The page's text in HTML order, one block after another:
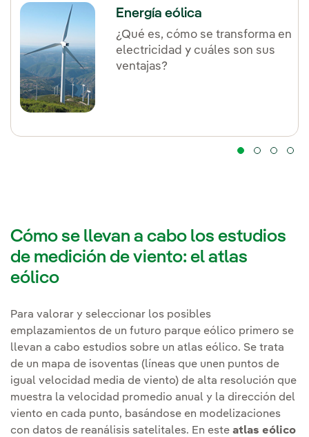
Energía eólica
¿Qué es, cómo se transforma en
electricidad y cuáles son sus
ventajas?
Cómo se llevan a cabo los estudios
de medición de viento: el atlas
eólico
Para valorar y seleccionar los posibles
emplazamientos de un futuro parque eólico primero se
llevan a cabo estudios sobre un atlas eólico. Se trata
de un mapa de isoventas (líneas que unen puntos de
igual velocidad media de viento) de alta resolución que
muestra la velocidad promedio anual y la dirección del
viento en cada punto, basándose en modelizaciones
con datos de reanálisis satelitales. En este atlas eólico